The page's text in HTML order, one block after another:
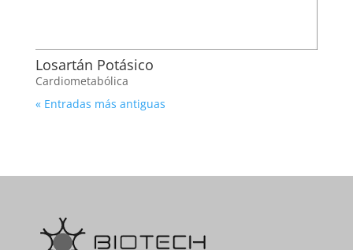
Losartán Potásico
Cardiometabólica
« Entradas más antiguas